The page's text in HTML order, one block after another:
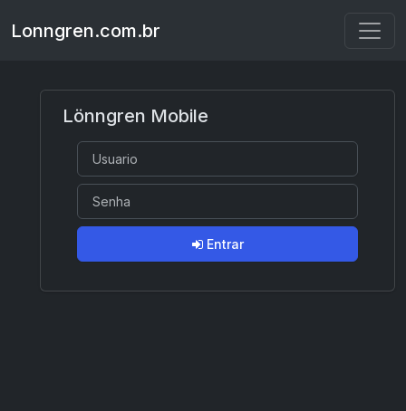
Lonngren.com.br
Lönngren Mobile
Entrar